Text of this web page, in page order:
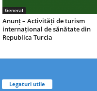
General
Anunț – Activități de turism
internațional de sănătate din
Republica Turcia
Legaturi utile